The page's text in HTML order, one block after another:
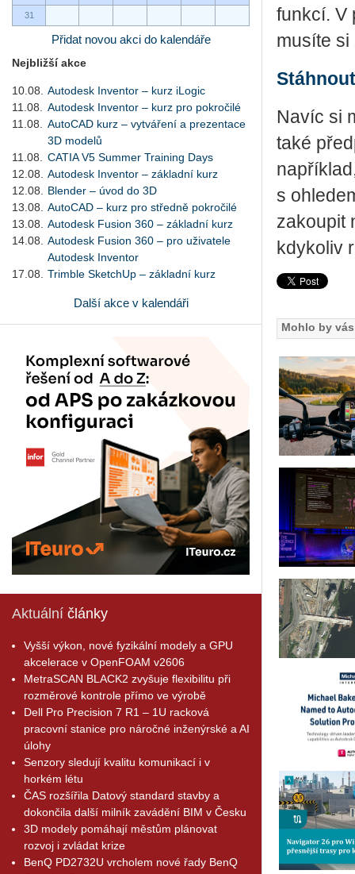
31
Přidat novou akci do kalendáře
Nejbližší akce
10.08.
Autodesk Inventor – kurz iLogic
11.08.
Autodesk Inventor – kurz pro pokročilé
11.08.
AutoCAD kurz – vytváření a prezentace
3D modelů
11.08.
CATIA V5 Summer Training Days
12.08.
Autodesk Inventor – základní kurz
12.08.
Blender – úvod do 3D
13.08.
AutoCAD – kurz pro středně pokročilé
13.08.
Autodesk Fusion 360 – základní kurz
14.08.
Autodesk Fusion 360 – pro uživatele
Autodesk Inventor
17.08.
Trimble SketchUp – základní kurz
Další akce v kalendáři
Aktuální články
Vyšší výkon, nové fyzikální modely a GPU
akcelerace v OpenFOAM v2606
MetraSCAN BLACK2 zvyšuje flexibilitu při
rozměrové kontrole přímo ve výrobě
Dell Pro Precision 7 R1 – 1U racková
pracovní stanice pro náročné inženýrské a AI
úlohy
Senzory sledují kvalitu komunikací i v
horkém létu
ČAS rozšířila Datový standard stavby a
dokončila další milník zavádění BIM v Česku
3D modely pomáhají městům plánovat
rozvoj i zvládat krize
BenQ PD2732U vrcholem nové řady BenQ
funkcí. V
musíte
Navíc si
také
s
zakoupit
kdykoliv
Mohlo by